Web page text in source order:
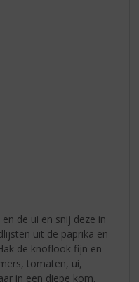
de ui en snij deze in
uit de paprika en
de knoflook fijn en
tomaten, ui,
in een diepe kom.